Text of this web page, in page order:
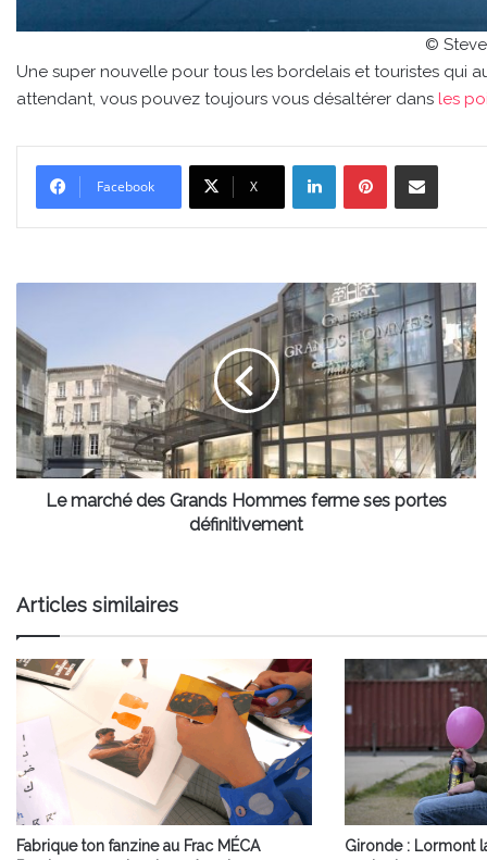
©
Une super nouvelle pour tous les bordelais et touristes qui
attendant, vous pouvez toujours vous désaltérer dans les
Facebook X
LinkedinPinterestPartager par email
des
Grands
Hommes
ferme
ses
portes
définitivement
Le marché des Grands Hommes ferme ses portes
définitivement
Articles similaires
Fabrique ton fanzine au Frac MÉCA
Gironde : Lormont